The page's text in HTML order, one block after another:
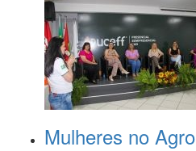
Mulheres no Agro